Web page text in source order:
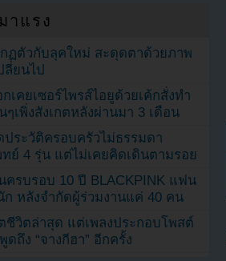
าแรง
ฏตัวกับลุคใหม่ สะดุดตาด้วยภาพ
ยนไป
เคยเซอร์ไพรส์ไอยูด้วยเค้กสั่งทำ
เพิ่งสังเกตหลังผ่านมา 3 เดือน
ประวัติครอบครัวไม่ธรรมดา
ย์ 4 รุ่น แต่ไม่เคยคิดเดินตามรอย
ครบรอบ 10 ปี BLACKPINK แฟน
หลังจำกัดผู้ร่วมงานแค่ 40 คน
ชีวิตล่าสุด แต่เพลงประกอบโพสต์
ถึง “จางกีฮา” อีกครั้ง